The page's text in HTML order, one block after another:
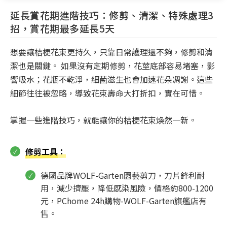
延長賞花期進階技巧：修剪、清潔、特殊處理3
招，賞花期最多延長5天
想要讓桔梗花束更持久，只靠日常護理還不夠，修剪和清
潔也是關鍵。 如果沒有定期修剪，花莖底部容易堵塞，影
響吸水；花瓶不乾淨，細菌滋生也會加速花朵凋謝。這些
細節往往被忽略，導致花束壽命大打折扣，實在可惜。
掌握一些進階技巧，就能讓你的桔梗花束煥然一新。
修剪工具：
德國品牌WOLF-Garten園藝剪刀，刀片鋒利耐
用，減少擠壓，降低感染風險，價格約800-1200
元，PChome 24h購物-WOLF-Garten旗艦店有
售。